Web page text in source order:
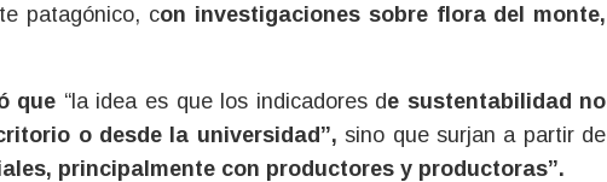
patagónico, con investigaciones sobre flora del monte,
que “la idea es que los indicadores de sustentabilidad no
o desde la universidad”, sino que surjan a partir de
principalmente con productores y productoras”.